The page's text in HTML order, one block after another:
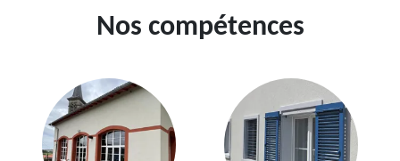
Nos compétences